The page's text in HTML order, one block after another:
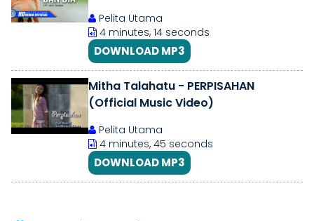
Pelita Utama
4 minutes, 14 seconds
DOWNLOAD MP3
Mitha Talahatu - PERPISAHAN
(Official Music Video)
Pelita Utama
4 minutes, 45 seconds
DOWNLOAD MP3